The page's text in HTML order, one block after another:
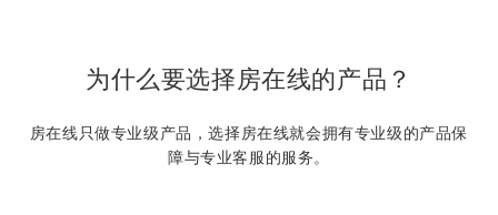
为什么要选择房在线的产品？
房在线只做专业级产品，选择房在线就会拥有专业级的产品保
障与专业客服的服务。